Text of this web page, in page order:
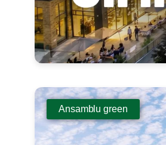
Ansamblu green